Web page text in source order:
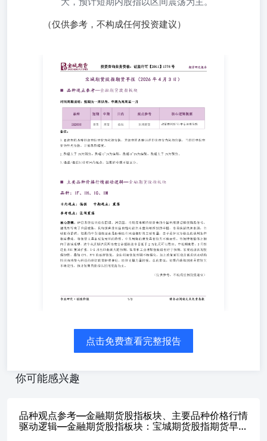
（仅供参考，不构成任何投资建议）
品种观点参考—金融期货股指板块 时间周期说明：短期为
一周以内、中期为两周至一月 备注： 1.有夜盘的品种以夜
盘收盘价为起始价格，无夜盘的品种以昨日收盘价为起始价
格，当日日盘收盘价为终点价格，计算涨跌幅度。 2.跌幅
大于1%为弱势，跌幅0~1%为偏弱，涨幅0~1%为偏强，涨
幅大于1%为强势。 3.偏强/偏弱只针对日内观点，短期和中
期不做区分。 主要品种价格行情驱动逻辑—金融期货股指
板块 品种：IF、IH、IC、IM 日内观点：偏强中期观点：震
荡 参考观点：区间震荡 核心逻辑：昨日各股指均震荡回
信号，结果却等来了升级威胁，且特朗普没有给出推动霍尔
短期内中东地缘因素是影响股市风险偏好的主要变量，由于
美伊双方给出的谈判条件相差悬殊，特朗普又具备反复无常
的特性，中东局势的演变具有较大不确定性，市场情绪整体
上倾向于谨慎观望，这个从近期沪深两市成交金额连续多日
低于2万亿元可以看出。中长期来看，3月制造业PMI重回扩
张，1-2月出口数据大超预期，社零和工业增加值数据也好
复，企业利润修复预期不断强化。加上政策面托底总需求以
计短期内股指以区间震荡为主。 （仅供参考，不构成任何
投资建议） 公 司地 址 ：浙 江 省杭 州 市求 是 路8号 公元
货 观 点推 送 服 务国 家走 向 世 界知 行 合 一专 业 敬 业
诚 信至 上 合 规 经 营严 谨 管 理开 拓 进 取 宝城期货投资
F03104274投 资 咨 询 证 号 ：Z0018163 姓 名 ： 陈 栋从
业 资 格 证 号 ：F0251793投 资 咨 询 证 号 ：Z0001617 姓
点击免费查看完整报告
你可能感兴趣
品种观点参考—金融期货股指板块、主要品种价格行情
驱动逻辑—金融期货股指板块：宝城期货股指期货早报